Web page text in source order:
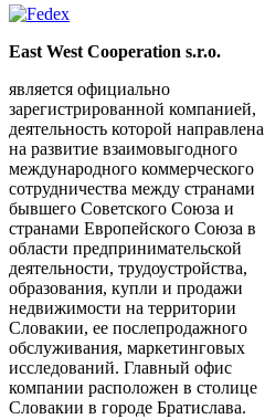
East West Cooperation s.r.o.
является официально
зарегистрированной компанией,
деятельность которой направлена
на развитие взаимовыгодного
международного коммерческого
сотрудничества между странами
бывшего Советского Союза и
странами Европейского Союза в
области предпринимательской
деятельности, трудоустройства,
образования, купли и продажи
недвижимости на территории
Словакии, ее послепродажного
обслуживания, маркетинговых
исследований. Главный офис
компании расположен в столице
Словакии в городе Братислава.